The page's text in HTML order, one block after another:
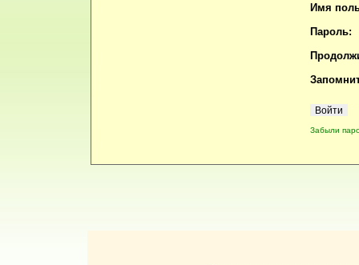
Имя
Пароль:
Забыли